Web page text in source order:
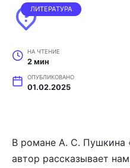
ЛИТЕРАТУРА
НА ЧТЕНИЕ
2 мин
ОПУБЛИКОВАНО
01.02.2025
В романе А. С. Пушкина
автор рассказывает